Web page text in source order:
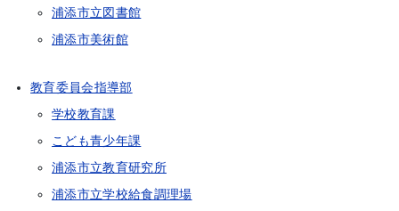
浦添市立図書館
浦添市美術館
教育委員会指導部
学校教育課
こども青少年課
浦添市立教育研究所
浦添市立学校給食調理場